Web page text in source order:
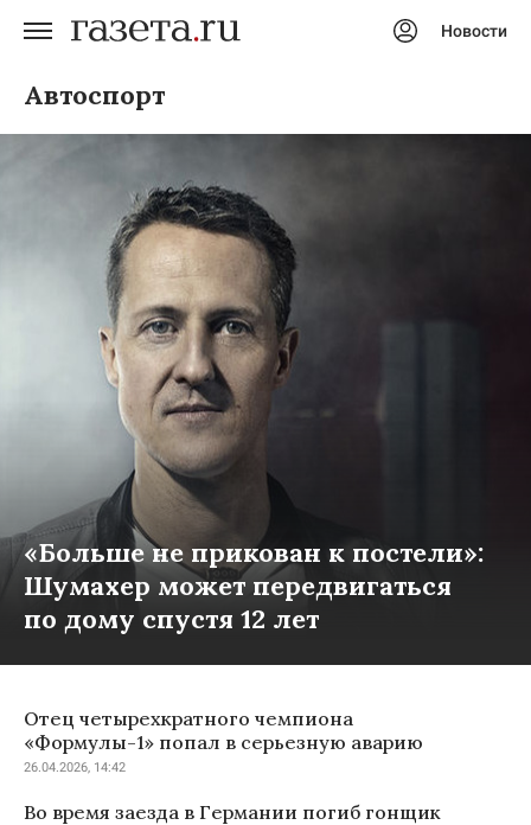
Новости
Автоспорт
«Больше не прикован к постели»:
Шумахер может передвигаться
по дому спустя 12 лет
Отец четырехкратного чемпиона
«Формулы-1» попал в серьезную аварию
26.04.2026, 14:42
Во время заезда в Германии погиб гонщик